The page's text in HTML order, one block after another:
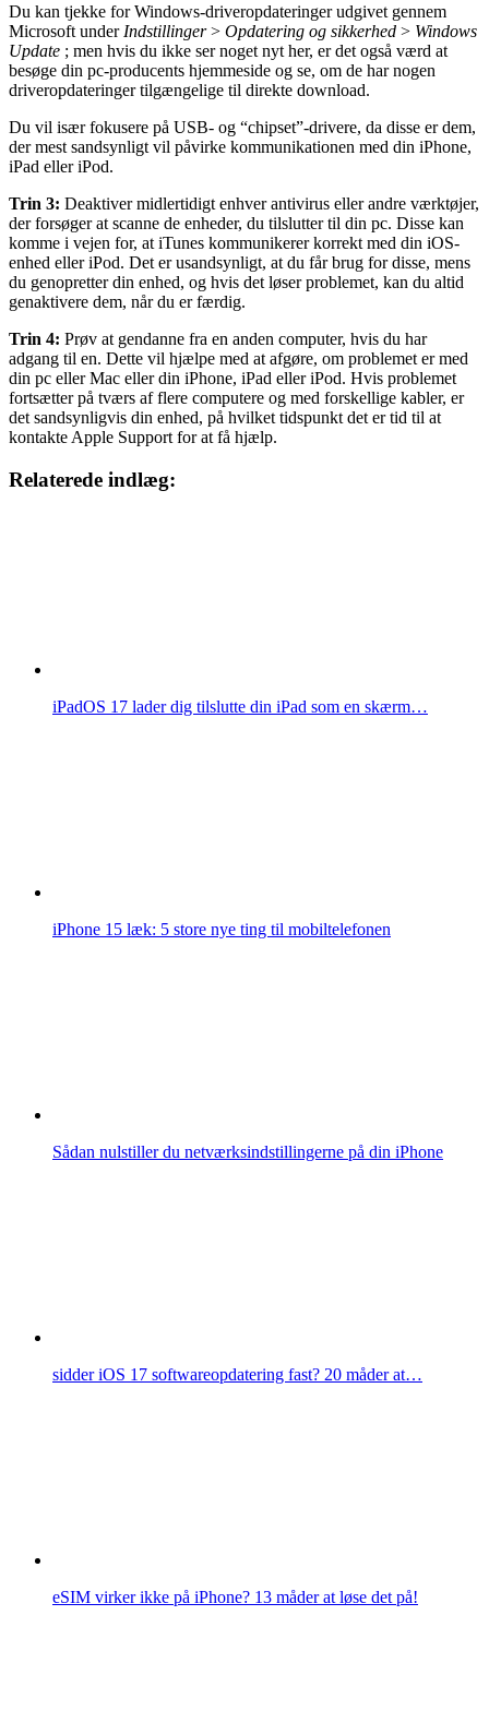
Du kan tjekke for Windows-driveropdateringer udgivet gennem
Microsoft under Indstillinger> Opdatering og sikkerhed > Windows
Update ; men hvis du ikke ser noget nyt her, er det også værd at
besøge din pc-producents hjemmeside og se, om de har nogen
driveropdateringer tilgængelige til direkte download.
Du vil især fokusere på USB- og “chipset”-drivere, da disse er dem,
der mest sandsynligt vil påvirke kommunikationen med din iPhone,
iPad eller iPod.
Trin 3: Deaktiver midlertidigt enhver antivirus eller andre værktøjer,
der forsøger at scanne de enheder, du tilslutter til din pc. Disse kan
komme i vejen for, at iTunes kommunikerer korrekt med din iOS-
enhed eller iPod. Det er usandsynligt, at du får brug for disse, mens
du genopretter din enhed, og hvis det løser problemet, kan du altid
genaktivere dem, når du er færdig.
Trin 4: Prøv at gendanne fra en anden computer, hvis du har
adgang til en. Dette vil hjælpe med at afgøre, om problemet er med
din pc eller Mac eller din iPhone, iPad eller iPod. Hvis problemet
fortsætter på tværs af flere computere og med forskellige kabler, er
det sandsynligvis din enhed, på hvilket tidspunkt det er tid til at
kontakte Apple Support for at få hjælp.
Relaterede indlæg:
iPadOS 17 lader dig tilslutte din iPad som en skærm…
iPhone 15 læk: 5 store nye ting til mobiltelefonen
Sådan nulstiller du netværksindstillingerne på din iPhone
sidder iOS 17 softwareopdatering fast? 20 måder at…
eSIM virker ikke på iPhone? 13 måder at løse det på!